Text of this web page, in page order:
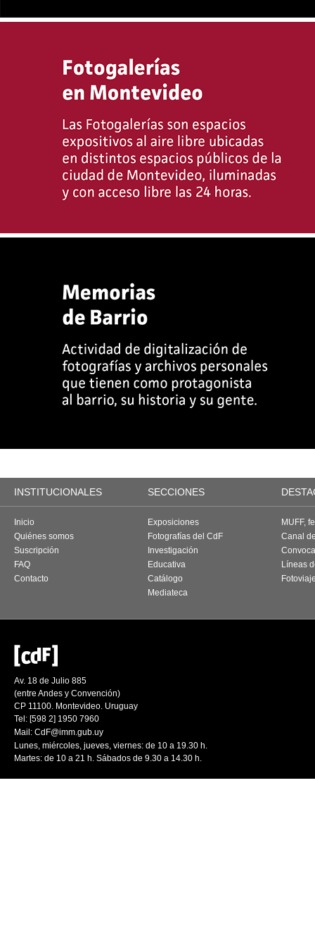
INSTITUCIONALES SECCIONES
Inicio
Quiénes somos
Suscripción
FAQ
Contacto
Exposiciones
Fotografías del CdF
Investigación
Educativa
Catálogo
Mediateca
MUFF,
Canal
Líneas
Av. 18 de Julio 885
(entre Andes y Convención)
CP 11100. Montevideo. Uruguay
Tel: [598 2] 1950 7960
Mail: CdF@imm.gub.uy
Lunes, miércoles, jueves, viernes: de 10 a 19.30 h.
Martes: de 10 a 21 h. Sábados de 9.30 a 14.30 h.